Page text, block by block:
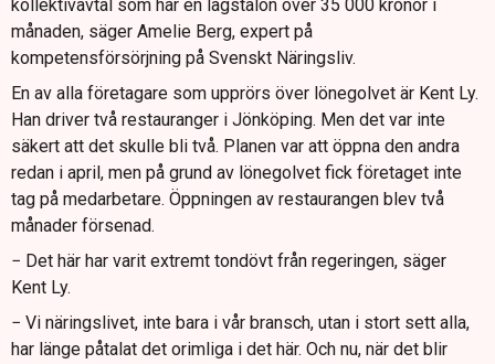
kollektivavtal som har en lägstalön över 35 000 kronor i
månaden, säger Amelie Berg, expert på
kompetensförsörjning på Svenskt Näringsliv.
En av alla företagare som upprörs över lönegolvet är Kent Ly.
Han driver två restauranger i Jönköping. Men det var inte
säkert att det skulle bli två. Planen var att öppna den andra
redan i april, men på grund av lönegolvet fick företaget inte
tag på medarbetare. Öppningen av restaurangen blev två
månader försenad.
− Det här har varit extremt tondövt från regeringen, säger
Kent Ly.
− Vi näringslivet, inte bara i vår bransch, utan i stort sett alla,
har länge påtalat det orimliga i det här. Och nu, när det blir